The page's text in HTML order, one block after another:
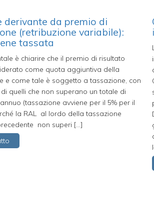
derivante da premio di
(retribuzione variabile):
tassata
è chiarire che il premio di risultato
come quota aggiuntiva della
e come tale è soggetto a tassazione, con
quelli che non superano un totale di
(tassazione avviene per il 5% per il
la RAL al lordo della tassazione
non superi […]